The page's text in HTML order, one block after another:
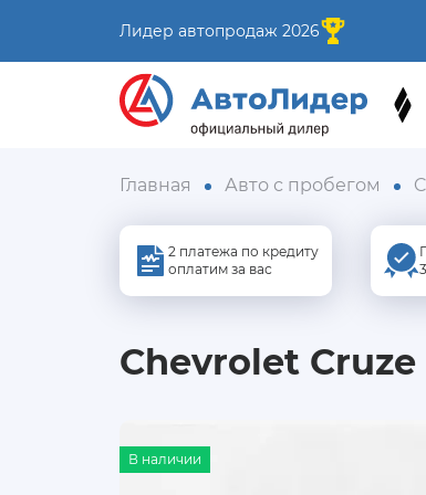
Лидер автопродаж 2026
Главная Авто с пробегом
2 платежа по кредиту
оплатим за вас
Chevrolet
В наличии